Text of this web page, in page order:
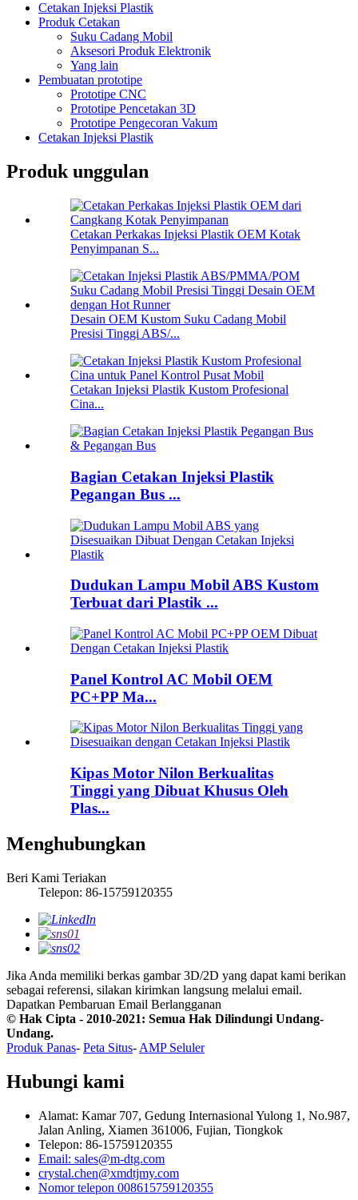
Cetakan Injeksi Plastik
Produk Cetakan
Suku Cadang Mobil
Aksesori Produk Elektronik
Yang lain
Pembuatan prototipe
Prototipe CNC
Prototipe Pencetakan 3D
Prototipe Pengecoran Vakum
Cetakan Injeksi Plastik
Produk unggulan
Cetakan Perkakas Injeksi Plastik OEM Kotak
Penyimpanan S...
Desain OEM Kustom Suku Cadang Mobil
Presisi Tinggi ABS/...
Cetakan Injeksi Plastik Kustom Profesional
Cina...
Bagian Cetakan Injeksi Plastik
Pegangan Bus ...
Dudukan Lampu Mobil ABS Kustom
Terbuat dari Plastik ...
Panel Kontrol AC Mobil OEM
PC+PP Ma...
Kipas Motor Nilon Berkualitas
Tinggi yang Dibuat Khusus Oleh
Plas...
Menghubungkan
Beri Kami Teriakan
Telepon: 86-15759120355
Jika Anda memiliki berkas gambar 3D/2D yang dapat kami berikan
sebagai referensi, silakan kirimkan langsung melalui email.
Dapatkan Pembaruan Email Berlangganan
© Hak Cipta - 2010-2021: Semua Hak Dilindungi Undang-
Undang.
Produk Panas- Peta Situs- AMP Seluler
Hubungi kami
Alamat: Kamar 707, Gedung Internasional Yulong 1, No.987,
Jalan Anling, Xiamen 361006, Fujian, Tiongkok
Telepon: 86-15759120355
Email: sales@m-dtg.com
crystal.chen@xmdtjmy.com
Nomor telepon 008615759120355